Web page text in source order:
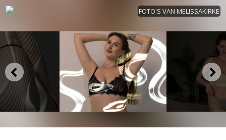
FOTO'S VAN MELISSAKIRKE